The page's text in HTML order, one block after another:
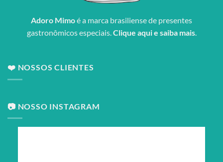
Adoro Mimoé a marca brasiliense de presentes
gastronômicos especiais.Clique aqui e saiba mais.
❤️ NOSSOS CLIENTES
📷 NOSSO INSTAGRAM